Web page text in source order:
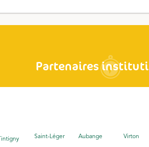
Partenaires
Tintigny Saint-Léger Aubange Virton